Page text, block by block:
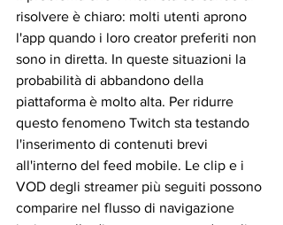
risolvere è chiaro: molti utenti aprono
l'app quando i loro creator preferiti non
sono in diretta. In queste situazioni la
probabilità di abbandono della
piattaforma è molto alta. Per ridurre
questo fenomeno Twitch sta testando
l'inserimento di contenuti brevi
all'interno del feed mobile. Le clip e i
VOD degli streamer più seguiti possono
comparire nel flusso di navigazione